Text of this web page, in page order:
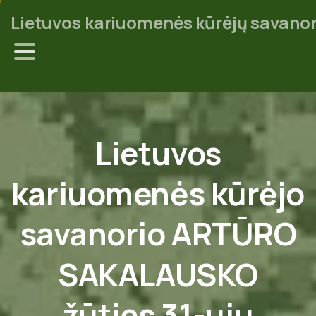
Lietuvos kariuomenės kūrėjų
Lietuvos
kariuomenėskūrėjo
savanorioARTŪRO
SAKALAUSKO